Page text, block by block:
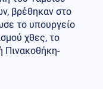
βρέθηκαν στο
το υπουργείο
χθες, το
Πινακοθήκη-